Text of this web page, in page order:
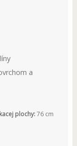
a
plochy:76 cm